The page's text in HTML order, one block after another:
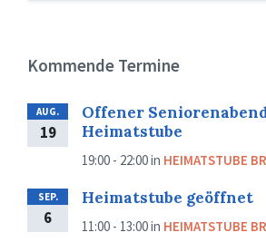
Kommende Termine
AUG.
19
Offener
Heimatstube
19:00 - 22:00in HEIMATSTUBE
SEP.
6
Heimatstube geöffnet
11:00 - 13:00in HEIMATSTUBE